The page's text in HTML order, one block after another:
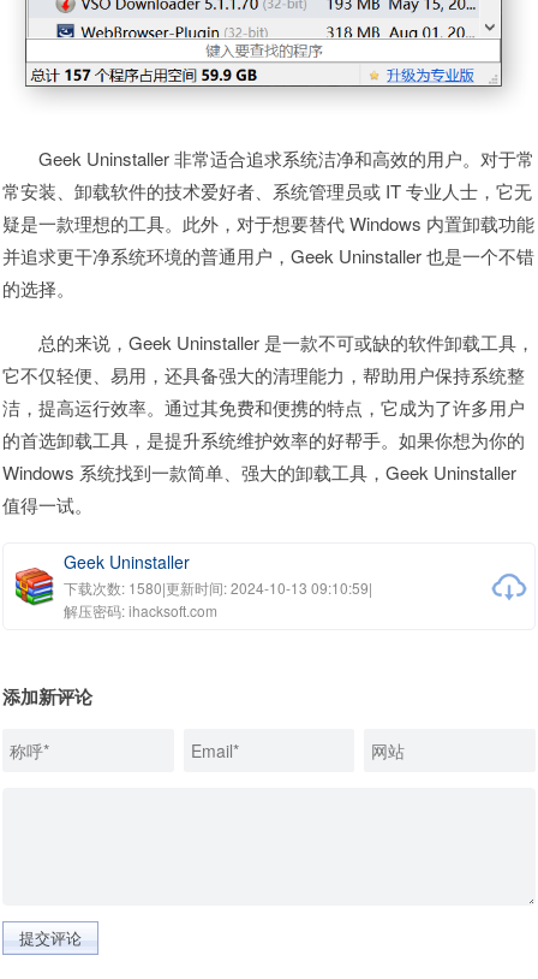
Geek Uninstaller 非常适合追求系统洁净和高效的用户。对于常
常安装、卸载软件的技术爱好者、系统管理员或 IT 专业人士，它无
疑是一款理想的工具。此外，对于想要替代 Windows 内置卸载功能
并追求更干净系统环境的普通用户，Geek Uninstaller 也是一个不错
的选择。
总的来说，Geek Uninstaller 是一款不可或缺的软件卸载工具，
它不仅轻便、易用，还具备强大的清理能力，帮助用户保持系统整
洁，提高运行效率。通过其免费和便携的特点，它成为了许多用户
的首选卸载工具，是提升系统维护效率的好帮手。如果你想为你的
Windows 系统找到一款简单、强大的卸载工具，Geek Uninstaller
值得一试。
Geek Uninstaller
下载次数: 1580|更新时间: 2024-10-13 09:10:59|
解压密码: ihacksoft.com
添加新评论
提交评论